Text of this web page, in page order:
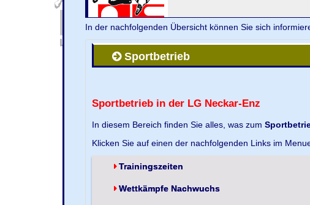
In der nachfolgenden Übersicht können Sie sich
Sportbetrieb
Sportbetrieb in der LG Neckar-Enz
In diesem Bereich finden Sie alles, was zum
Klicken Sie auf einen der nachfolgenden Links im
Trainingszeiten
Wettkämpfe Nachwuchs